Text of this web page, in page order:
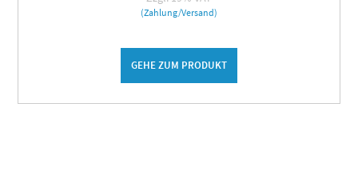
(Zahlung/Versand)
GEHE ZUM PRODUKT